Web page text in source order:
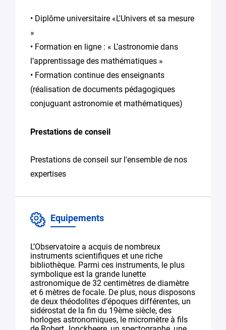
• Diplôme universitaire «L'Univers et sa mesure
»
• Formation en ligne : « L’astronomie dans
l’apprentissage des mathématiques »
• Formation continue des enseignants
(réalisation de documents pédagogiques
conjuguant astronomie et mathématiques)
Prestations de conseil
Prestations de conseil sur l'ensemble de nos
expertises
Equipements
L’Observatoire a acquis de nombreux
instruments scientifiques et une riche
bibliothèque. Parmi ces instruments, le plus
symbolique est la grande lunette
astronomique de 32 centimètres de diamètre
et 6 mètres de focale. De plus, nous disposons
de deux théodolites d’époques différentes, un
sidérostat de la fin du 19ème siècle, des
horloges astronomiques, le micromètre à fils